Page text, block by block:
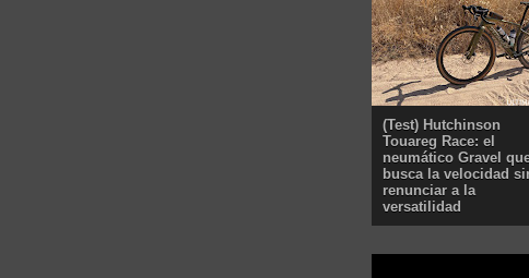
(Test) Hutchinson
Touareg Race: el
neumático Gravel
busca la velocidad
renunciar a la
versatilidad